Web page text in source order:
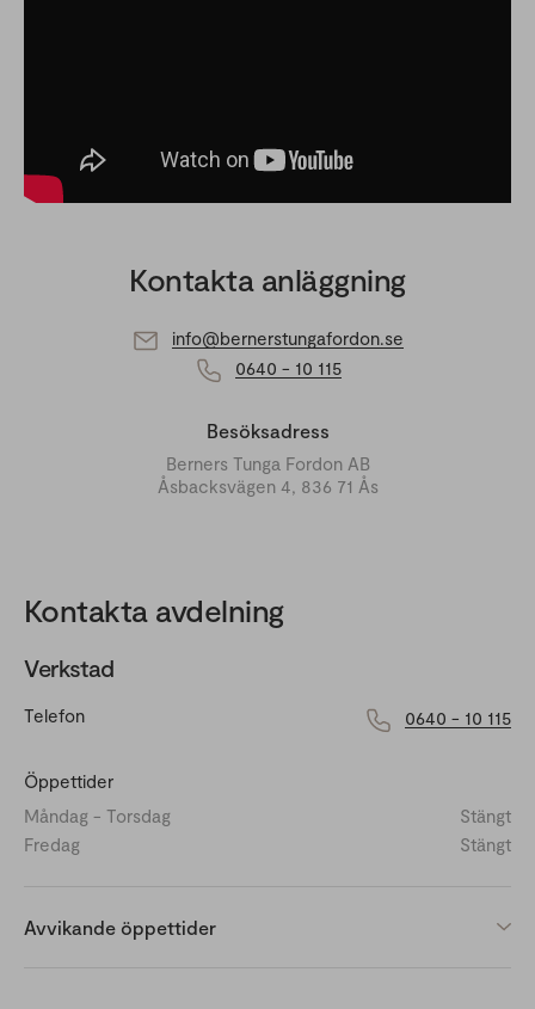
Kontakta anläggning
info@bernerstungafordon.se
0640 - 10 115
Besöksadress
Berners Tunga Fordon AB
Åsbacksvägen 4, 836 71 Ås
Kontakta avdelning
Verkstad
Telefon 0640 - 10 115
Öppettider
Måndag - Torsdag
Stängt
Fredag
Stängt
Avvikande öppettider